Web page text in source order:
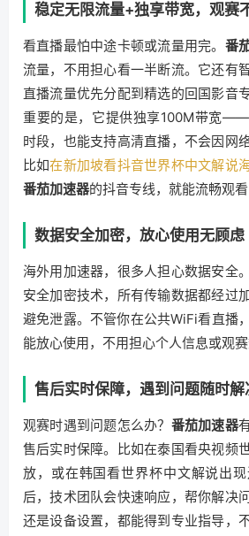
稳定无限流量+独享带宽，观赛
看直播最怕中途卡顿或流量用完。 番
流量，不用担心看一半断流。它还有
直播流量优先分配到精选的回国影音
重要的是，它提供独享100M带宽
时段，也能支持高清直播，不会因网
比如在新加坡看抖音世界杯中文解说
番茄加速器的抖音专线，就能流畅观看
数据安全加密，放心使用无顾虑
海外用加速器，很多人担心数据安全
安全加密技术，所有传输数据都经过
避免泄露。不管你在公共WiFi看直播
能放心使用，不用担心个人信息或观赛
售后实时保障，遇到问题随时解
观赛时遇到问题怎么办？ 番茄加速器
售后实时保障。比如在泰国看央视频
放，或在韩国看世界杯中文解说出
后，技术团队会快速响应，帮你解决
还是设备设置，都能得到专业指导，